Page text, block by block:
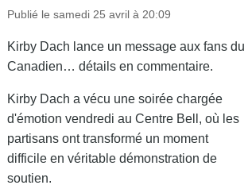
Publié le samedi 25 avril à 20:09
Kirby Dach lance un message aux fans du
Canadien… détails en commentaire.
Kirby Dach a vécu une soirée chargée
d'émotion vendredi au Centre Bell, où les
partisans ont transformé un moment
difficile en véritable démonstration de
soutien.